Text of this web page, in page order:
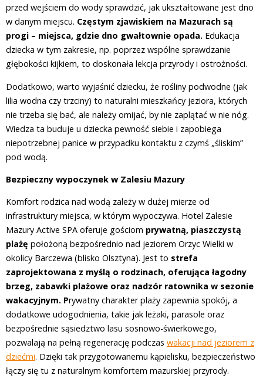
przed wejściem do wody sprawdzić, jak ukształtowane jest dno
w danym miejscu. Częstym zjawiskiem na Mazurach są
progi – miejsca, gdzie dno gwałtownie opada. Edukacja
dziecka w tym zakresie, np. poprzez wspólne sprawdzanie
głębokości kijkiem, to doskonała lekcja przyrody i ostrożności.
Dodatkowo, warto wyjaśnić dziecku, że rośliny podwodne (jak
lilia wodna czy trzciny) to naturalni mieszkańcy jeziora, których
nie trzeba się bać, ale należy omijać, by nie zaplątać w nie nóg.
Wiedza ta buduje u dziecka pewność siebie i zapobiega
niepotrzebnej panice w przypadku kontaktu z czymś „śliskim”
pod wodą.
Bezpieczny wypoczynek w Zalesiu Mazury
Komfort rodzica nad wodą zależy w dużej mierze od
infrastruktury miejsca, w którym wypoczywa. Hotel Zalesie
Mazury Active SPA oferuje gościom prywatną, piaszczystą
plażę położoną bezpośrednio nad jeziorem Orzyc Wielki w
okolicy Barczewa (blisko Olsztyna). Jest to strefa
zaprojektowana z myślą o rodzinach, oferująca łagodny
brzeg, zabawki plażowe oraz nadzór ratownika w sezonie
wakacyjnym. Prywatny charakter plaży zapewnia spokój, a
dodatkowe udogodnienia, takie jak leżaki, parasole oraz
bezpośrednie sąsiedztwo lasu sosnowo-świerkowego,
pozwalają na pełną regenerację podczas wakacji nad jeziorem z
dziećmi. Dzięki tak przygotowanemu kąpielisku, bezpieczeństwo
łączy się tu z naturalnym komfortem mazurskiej przyrody.